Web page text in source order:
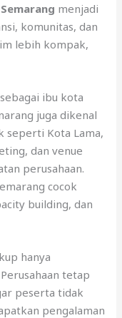
menjadi
komunitas, dan
lebih kompak,
ibu kota
juga dikenal
seperti Kota Lama,
dan venue
perusahaan.
cocok
building, dan
hanya
tetap
peserta tidak
pengalaman